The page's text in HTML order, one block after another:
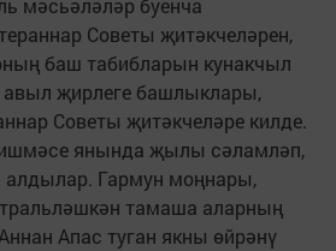
мәсьәләләр буенча
Советы җитәкчеләрен,
баш табибларын кунакчыл
авыл җирлеге башлыклары,
Советы җитәкчеләре килде.
янында җылы сәламләп,
алдылар. Гармун моңнары,
тамаша аларның
Апас туган якны өйрәнү